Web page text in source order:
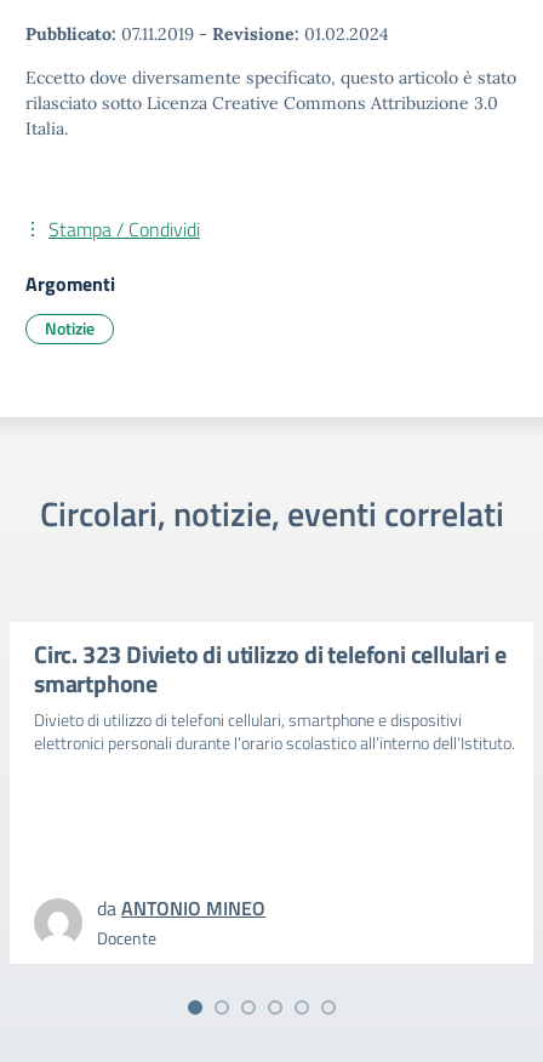
Pubblicato: 07.11.2019 - Revisione: 01.02.2024
Eccetto dove diversamente specificato, questo articolo è stato
rilasciato sotto Licenza Creative Commons Attribuzione 3.0
Italia.
Stampa / Condividi
Argomenti
Notizie
Circolari, notizie, eventi correlati
Circ. 323 Divieto di utilizzo di telefoni cellulari e
smartphone
Divieto di utilizzo di telefoni cellulari, smartphone e dispositivi
elettronici personali durante l’orario scolastico all’interno dell’Istituto.
daANTONIO MINEO
Docente